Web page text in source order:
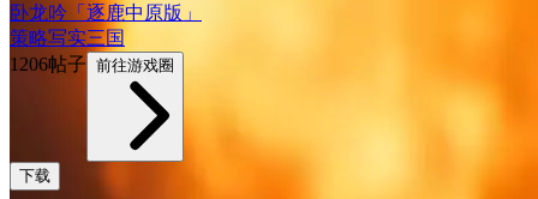
卧龙吟「逐鹿中原版」
策略写实三国
1206帖子 前往游戏圈
下载